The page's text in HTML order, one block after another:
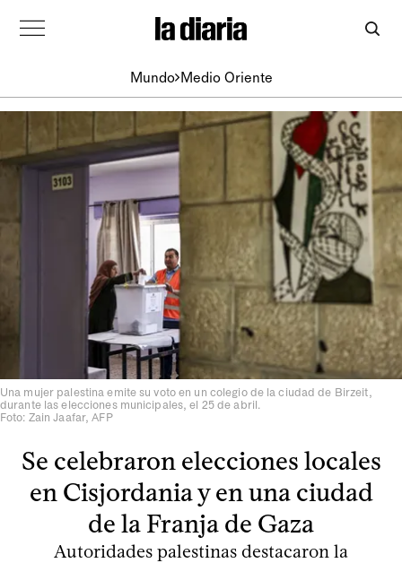
Mundo Medio Oriente
Una mujer palestina emite su voto en un colegio de la ciudad de Birzeit,
durante las elecciones municipales, el 25 de abril.
Foto: Zain Jaafar, AFP
Se celebraron elecciones locales
en Cisjordania y en una ciudad
de la Franja de Gaza
Autoridades palestinas destacaron la